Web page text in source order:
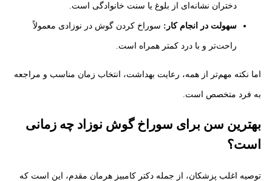
دختران نشانه‌ای از بلوغ یا سنت خانوادگی است.
سهولت در انجام کار: سوراخ کردن گوش در نوزادی معمولاً
راحت‌تر و با درد کمتر همراه است.
اما نکته مهم‌تر از همه، رعایت بهداشت، انتخاب زمان مناسب و مراجعه
به فرد متخصص است.
بهترین سن برای سوراخ گوش نوزاد چه زمانی
است؟
توصیه اغلب پزشکان، از جمله دکتر کامبیز هرمان مقدم، این است که